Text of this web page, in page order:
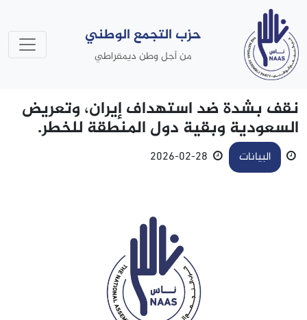
حزب التجمع الوطني
من أجل وطن ديمقراطي
نقف بشدة ضد استهداف إيران، وتعريض
السعودية وبقية دول المنطقة للخطر.
البيانات